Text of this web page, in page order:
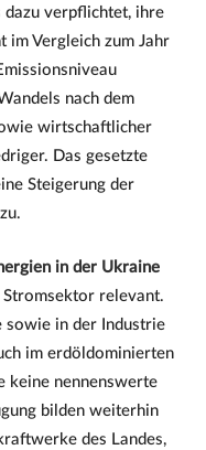
dazu verpflichtet, ihre
im Vergleich zum Jahr
nach dem
wirtschaftlicher
Das gesetzte
Steigerung der
in der Ukraine
relevant.
sowie in der Industrie
im erdöldominierten
keine nennenswerte
bilden weiterhin
des Landes,